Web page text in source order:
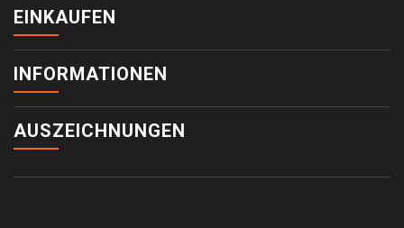
EINKAUFEN
INFORMATIONEN
AUSZEICHNUNGEN